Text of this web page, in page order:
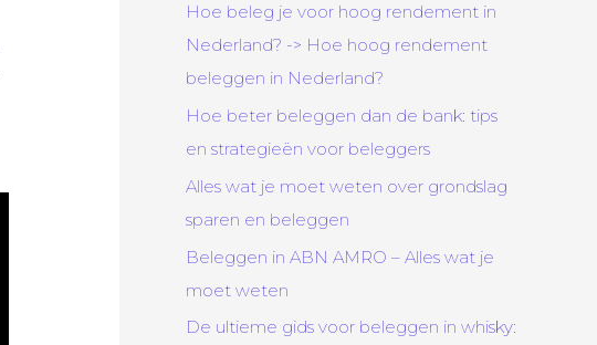
Hoe beleg je voor hoog rendement in
Nederland? -> Hoe hoog rendement
beleggen in Nederland?
Hoe beter beleggen dan de bank: tips
en strategieën voor beleggers
Alles wat je moet weten over grondslag
sparen en beleggen
Beleggen in ABN AMRO – Alles wat je
moet weten
De ultieme gids voor beleggen in whisky: